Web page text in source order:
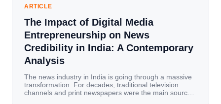
ARTICLE
The Impact of Digital Media
Entrepreneurship on News
Credibility in India: A Contemporary
Analysis
The news industry in India is going through a massive
transformation. For decades, traditional television
channels and print newspapers were the main sources